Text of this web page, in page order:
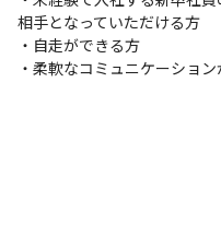
相手となっていただける方
・自走ができる方
・柔軟なコミュニケーショ